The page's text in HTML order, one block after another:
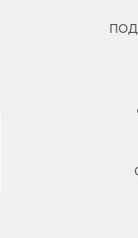
305029,
График